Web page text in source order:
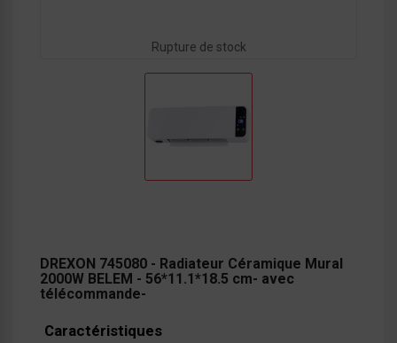
Rupture de stock
DREXON 745080 - Radiateur Céramique Mural
2000W BELEM - 56*11.1*18.5 cm- avec
télécommande-
Caractéristiques